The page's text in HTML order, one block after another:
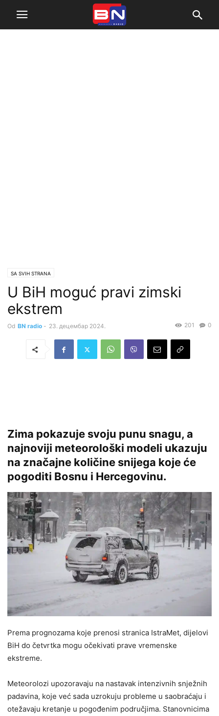
SA SVIH STRANA
U BiH moguć pravi zimski
ekstrem
Od BN radio - 23. децембар 2024. 0
201
Zima pokazuje svoju punu snagu, a
najnoviji meteorološki modeli ukazuju
na značajne količine snijega koje će
pogoditi Bosnu i Hercegovinu.
Prema prognozama koje prenosi stranica IstraMet, dijelovi
BiH do četvrtka mogu očekivati prave vremenske
ekstreme.
Meteorolozi upozoravaju na nastavak intenzivnih snježnih
padavina, koje već sada uzrokuju probleme u saobraćaju i
otežavaju kretanje u pogođenim područjima. Stanovnicima